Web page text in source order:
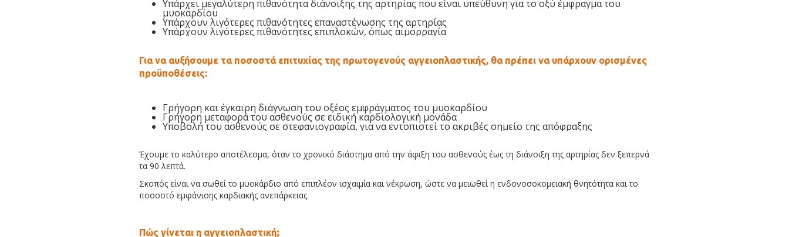
Υπάρχει μεγαλύτερη πιθανότητα διάνοιξης της αρτηρίας που είναι υπεύθυνη για το οξύ έμφραγμα του
μυοκαρδίου
Υπάρχουν λιγότερες πιθανότητες επαναστένωσης της αρτηρίας
Υπάρχουν λιγότερες πιθανότητες επιπλοκών, όπως αιμορραγία
Για να αυξήσουμε τα ποσοστά επιτυχίας της πρωτογενούς αγγειοπλαστικής, θα πρέπει να υπάρχουν ορισμένες
προϋποθέσεις:
Γρήγορη και έγκαιρη διάγνωση του οξέος εμφράγματος του μυοκαρδίου
Γρήγορη μεταφορά του ασθενούς σε ειδική καρδιολογική μονάδα
Υποβολή του ασθενούς σε στεφανιογραφία, για να εντοπιστεί το ακριβές σημείο της απόφραξης
Έχουμε το καλύτερο αποτέλεσμα, όταν το χρονικό διάστημα από την άφιξη του ασθενούς έως τη διάνοιξη της αρτηρίας δεν ξεπερνά
τα 90 λεπτά.
Σκοπός είναι να σωθεί το μυοκάρδιο από επιπλέον ισχαιμία και νέκρωση, ώστε να μειωθεί η ενδονοσοκομειακή θνητότητα και το
ποσοστό εμφάνισης καρδιακής ανεπάρκειας.
Πώς γίνεται η αγγειοπλαστική;